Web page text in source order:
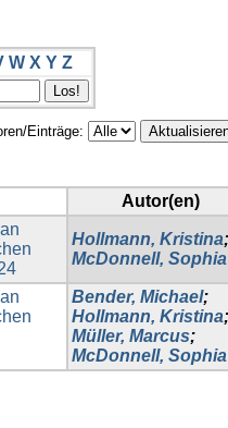
W X Y Z
Einträge:
Autor(en)
Hollmann, Kristina;
McDonnell, Sophia
Bender, Michael;
Hollmann, Kristina;
Müller, Marcus;
McDonnell, Sophia